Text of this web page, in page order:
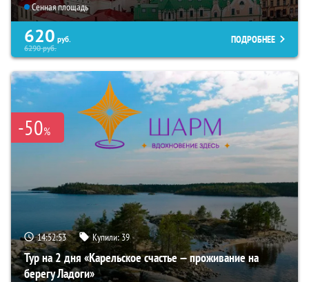
Сенная площадь
620 руб.
6290руб.
ПОДРОБНЕЕ
-50%
14:52:52 Купили:39
Тур на 2 дня «Карельское счастье — проживание на
берегу Ладоги»